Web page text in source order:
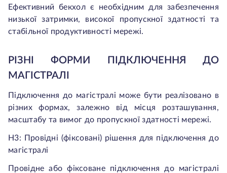
Ефективний бекхол є необхідним для забезпечення
низької затримки, високої пропускної здатності та
стабільної продуктивності мережі.
РІЗНІ ФОРМИ ПІДКЛЮЧЕННЯ ДО
МАГІСТРАЛІ
Підключення до магістралі може бути реалізовано в
різних формах, залежно від місця розташування,
масштабу та вимог до пропускної здатності мережі.
H3: Провідні (фіксовані) рішення для підключення до
магістралі
Провідне або фіксоване підключення до магістралі